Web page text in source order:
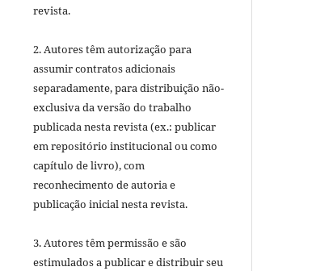
revista.
2. Autores têm autorização para
assumir contratos adicionais
separadamente, para distribuição não-
exclusiva da versão do trabalho
publicada nesta revista (ex.: publicar
em repositório institucional ou como
capítulo de livro), com
reconhecimento de autoria e
publicação inicial nesta revista.
3. Autores têm permissão e são
estimulados a publicar e distribuir seu